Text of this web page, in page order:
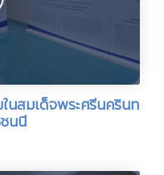
นสมเด็จพระศรีนครินท
นนี